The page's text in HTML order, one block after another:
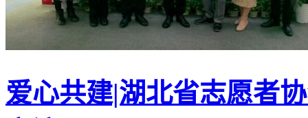
爱心共建|湖北省志愿者